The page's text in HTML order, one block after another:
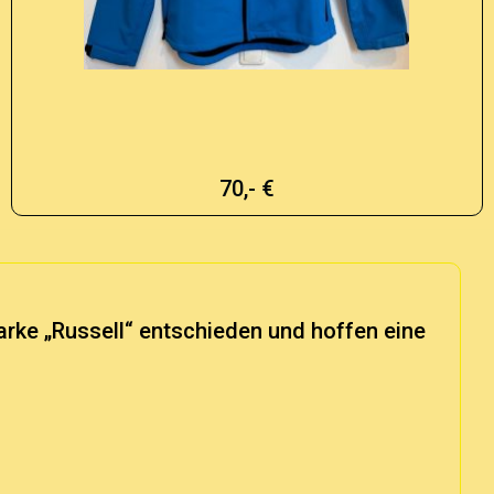
70,- €
„Russell“ entschieden und hoffen eine